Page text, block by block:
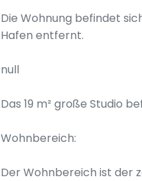
Die Wohnung befindet
Hafen entfernt.
null
Das 19 m² große Studio
Wohnbereich:
Der Wohnbereich ist der